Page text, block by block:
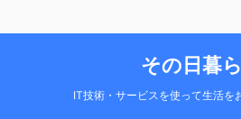
その日暮
IT技術・サービスを使って生活を